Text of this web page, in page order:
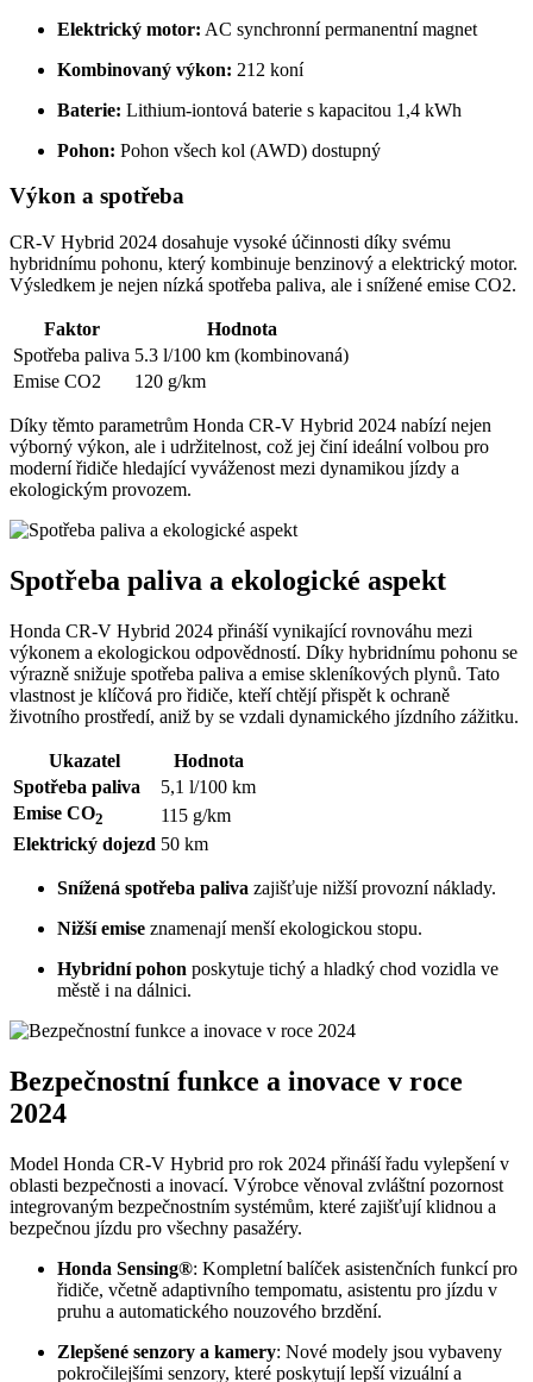
Elektrický motor: AC synchronní permanentní magnet
Kombinovaný výkon: 212 koní
Baterie: Lithium-iontová baterie s kapacitou 1,4 kWh
Pohon: Pohon všech kol (AWD) dostupný
Výkon a spotřeba
CR-V Hybrid 2024 dosahuje vysoké účinnosti díky svému
hybridnímu pohonu, který kombinuje benzinový a elektrický motor.
Výsledkem je nejen nízká spotřeba paliva, ale i snížené emise CO2.
Faktor
Hodnota
Spotřeba paliva 5.3 l/100 km (kombinovaná)
Emise CO2
120 g/km
Díky těmto parametrům Honda CR-V Hybrid 2024 nabízí nejen
výborný výkon, ale i udržitelnost, což jej činí ideální volbou pro
moderní řidiče hledající vyváženost mezi dynamikou jízdy a
ekologickým provozem.
Spotřeba paliva a ekologické aspekt
Honda CR-V Hybrid 2024 přináší vynikající rovnováhu mezi
výkonem a ekologickou odpovědností. Díky hybridnímu pohonu se
výrazně snižuje spotřeba paliva a emise skleníkových plynů. Tato
vlastnost je klíčová pro řidiče, kteří chtějí přispět k ochraně
životního prostředí, aniž by se vzdali dynamického jízdního zážitku.
Ukazatel
Hodnota
Spotřeba paliva
5,1 l/100 km
Emise CO2
115 g/km
Elektrický dojezd 50 km
Snížená spotřeba paliva zajišťuje nižší provozní náklady.
Nižší emise znamenají menší ekologickou stopu.
Hybridní pohon poskytuje tichý a hladký chod vozidla ve
městě i na dálnici.
Bezpečnostní funkce a inovace v roce
2024
Model Honda CR-V Hybrid pro rok 2024 přináší řadu vylepšení v
oblasti bezpečnosti a inovací. Výrobce věnoval zvláštní pozornost
integrovaným bezpečnostním systémům, které zajišťují klidnou a
bezpečnou jízdu pro všechny pasažéry.
Honda Sensing®: Kompletní balíček asistenčních funkcí pro
řidiče, včetně adaptivního tempomatu, asistentu pro jízdu v
pruhu a automatického nouzového brzdění.
Zlepšené senzory a kamery: Nové modely jsou vybaveny
pokročilejšími senzory, které poskytují lepší vizuální a